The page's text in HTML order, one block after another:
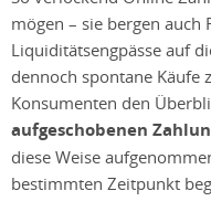
mögen – sie bergen
Liquiditätsengpässe auf
dennoch spontane Käufe
Konsumenten den
aufgeschobenen
diese Weise
bestimmten Zeitpunkt